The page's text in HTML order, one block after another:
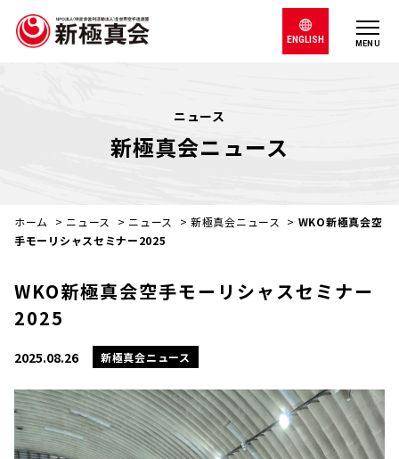
MENU
ENGLISH
ニュース
新極真会ニュース
ホーム > ニュース > ニュース >新極真会ニュース > WKO新極真会空
手モーリシャスセミナー2025
WKO新極真会空手モーリシャスセミナー
2025
2025.08.26 新極真会ニュース